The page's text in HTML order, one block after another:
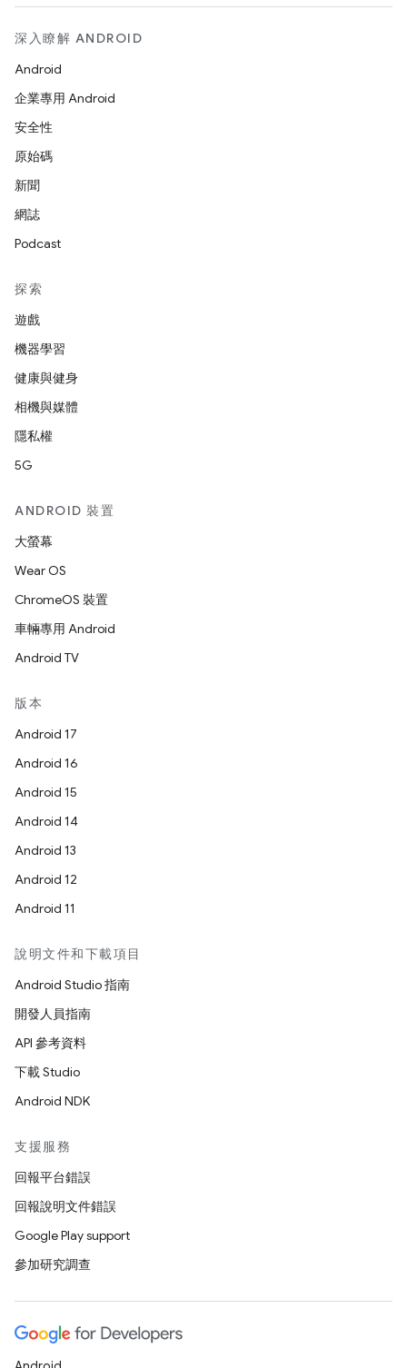
深入瞭解 ANDROID
Android
企業專用 Android
安全性
原始碼
新聞
網誌
Podcast
探索
遊戲
機器學習
健康與健身
相機與媒體
隱私權
5G
ANDROID 裝置
大螢幕
Wear OS
ChromeOS 裝置
車輛專用 Android
Android TV
版本
Android 17
Android 16
Android 15
Android 14
Android 13
Android 12
Android 11
說明文件和下載項目
Android Studio 指南
開發人員指南
API 參考資料
下載 Studio
Android NDK
支援服務
回報平台錯誤
回報說明文件錯誤
Google Play support
參加研究調查